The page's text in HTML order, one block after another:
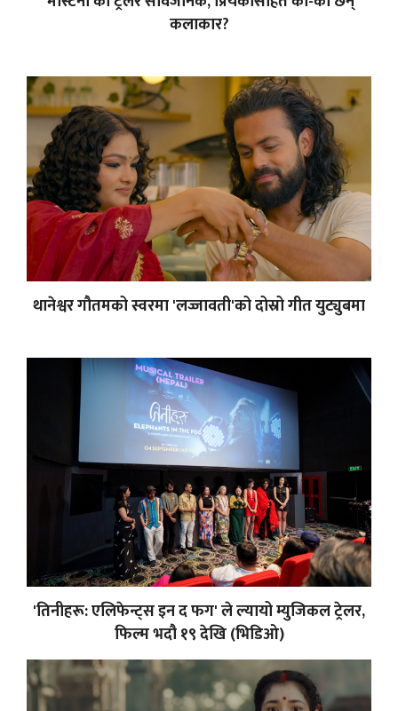
कलाकार?
थानेश्वर गौतमको स्वरमा 'लज्जावती'को दोस्रो गीत युट्युबमा
'तिनीहरू: एलिफेन्ट्स इन द फग' ले ल्यायो म्युजिकल ट्रेलर,
फिल्म भदौ १९ देखि (भिडिओ)